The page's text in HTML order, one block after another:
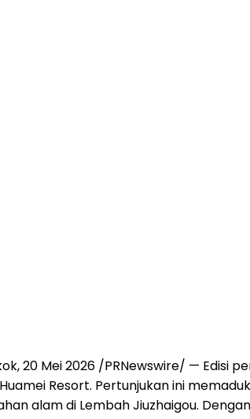
20 Mei 2026 /PRNewswire/ — Edisi
Resort. Pertunjukan ini
alam di Lembah Jiuzhaigou.